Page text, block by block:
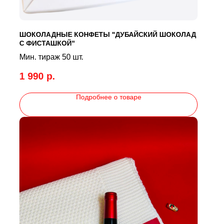
ШОКОЛАДНЫЕ КОНФЕТЫ "ДУБАЙСКИЙ ШОКОЛАД
С ФИСТАШКОЙ"
Мин. тираж 50 шт.
1 990 р.
Подробнее о товаре